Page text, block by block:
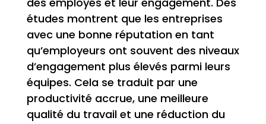
études montrent que les entreprises
avec une bonne réputation en tant
qu’employeurs ont souvent des niveaux
d’engagement plus élevés parmi leurs
équipes. Cela se traduit par une
productivité accrue, une meilleure
qualité du travail et une réduction du